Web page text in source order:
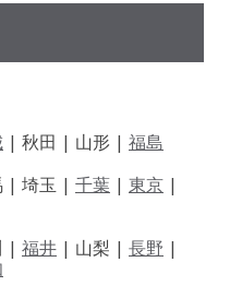
| 秋田 | 山形 | 福島
| 埼玉 | 千葉 | 東京 |
| 福井 | 山梨 | 長野 |